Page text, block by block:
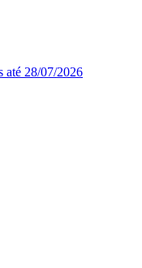
até 28/07/2026